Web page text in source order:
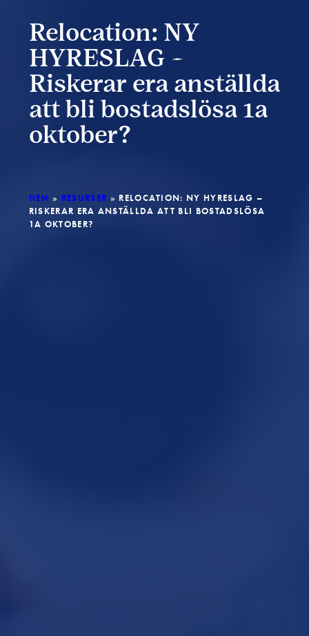
Relocation: NY
HYRESLAG –
Riskerar era anställda
att bli bostadslösa 1a
oktober?
HEM » RESURSER » RELOCATION: NY HYRESLAG –
RISKERAR ERA ANSTÄLLDA ATT BLI BOSTADSLÖSA
1A OKTOBER?